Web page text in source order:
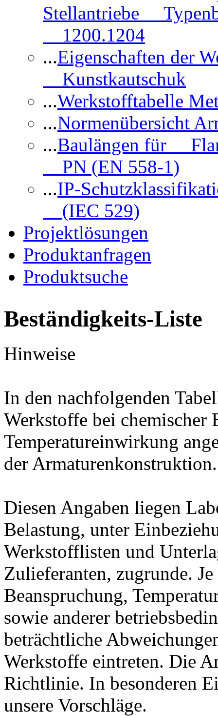
Stellantriebe
1200.1204
...Eigenschaften der
Kunstkautschuk
...Werkstofftabelle
...Normenübersicht
...Baulängen für
PN (EN 558-1)
...IP-
(IEC 529)
Projektlösungen
Produktanfragen
Produktsuche
Beständigkeits-Liste
Hinweise
In den nachfolgenden
Werkstoffe bei chemischer
Temperatureinwirkung
der Armaturenkonstruktion.
Diesen Angaben liegen
Belastung, unter
Werkstofflisten und
Zulieferanten, zugrunde.
Beanspruchung,
sowie anderer
beträchtliche
Werkstoffe eintreten. Die
Richtlinie. In besonderen
unsere Vorschläge.